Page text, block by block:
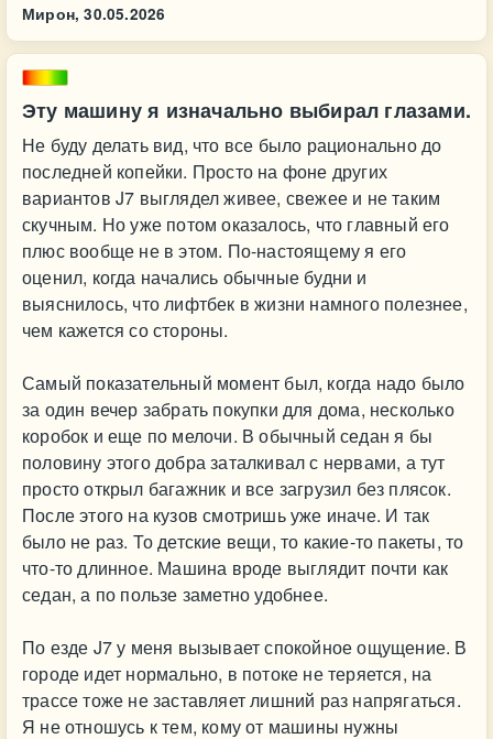
Мирон, 30.05.2026
Эту машину я изначально выбирал глазами.
Не буду делать вид, что все было рационально до
последней копейки. Просто на фоне других
вариантов J7 выглядел живее, свежее и не таким
скучным. Но уже потом оказалось, что главный его
плюс вообще не в этом. По-настоящему я его
оценил, когда начались обычные будни и
выяснилось, что лифтбек в жизни намного полезнее,
чем кажется со стороны.
Самый показательный момент был, когда надо было
за один вечер забрать покупки для дома, несколько
коробок и еще по мелочи. В обычный седан я бы
половину этого добра заталкивал с нервами, а тут
просто открыл багажник и все загрузил без плясок.
После этого на кузов смотришь уже иначе. И так
было не раз. То детские вещи, то какие-то пакеты, то
что-то длинное. Машина вроде выглядит почти как
седан, а по пользе заметно удобнее.
По езде J7 у меня вызывает спокойное ощущение. В
городе идет нормально, в потоке не теряется, на
трассе тоже не заставляет лишний раз напрягаться.
Я не отношусь к тем, кому от машины нужны